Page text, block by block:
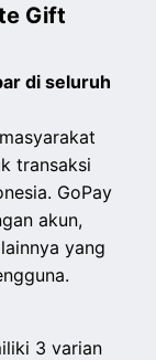
Gift
di seluruh
transaksi
GoPay
akun,
yang
3 varian